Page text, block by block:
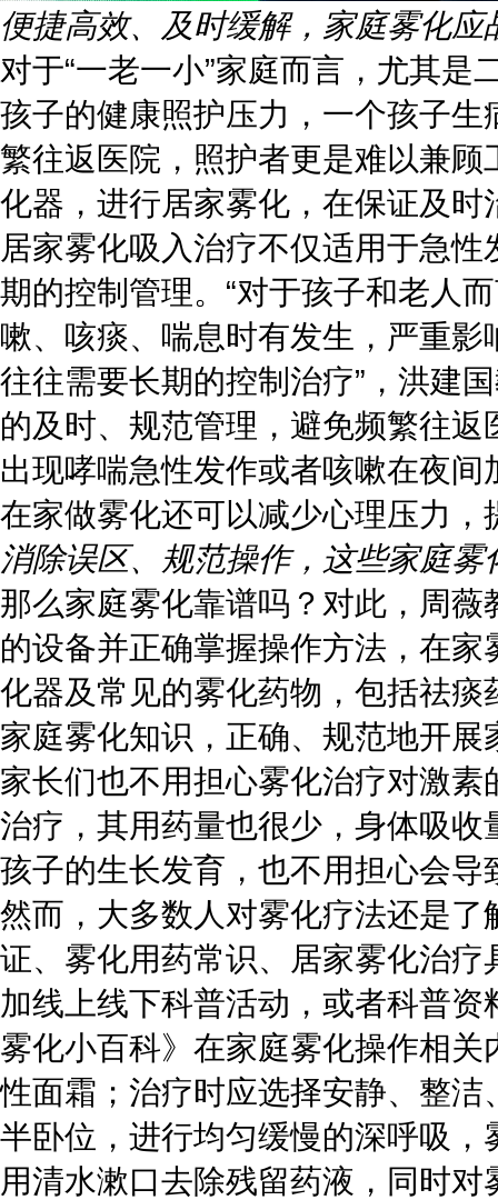
便捷高效、及时缓解，家庭雾化应
对于“一老一小”家庭而言，尤其
孩子的健康照护压力，一个孩子
繁往返医院，照护者更是难以兼
化器，进行居家雾化，在保证及
居家雾化吸入治疗不仅适用于急
期的控制管理。“对于孩子和老人
嗽、咳痰、喘息时有发生，严重
往往需要长期的控制治疗”，洪建
的及时、规范管理，避免频繁往
出现哮喘急性发作或者咳嗽在夜
在家做雾化还可以减少心理压力，
消除误区、规范操作，这些家庭雾
那么家庭雾化靠谱吗？对此，周
的设备并正确掌握操作方法，在
化器及常见的雾化药物，包括祛
家庭雾化知识，正确、规范地开展
家长们也不用担心雾化治疗对激
治疗，其用药量也很少，身体吸
孩子的生长发育，也不用担心会导
然而，大多数人对雾化疗法还是
证、雾化用药常识、居家雾化治
加线上线下科普活动，或者科普
雾化小百科》在家庭雾化操作相
性面霜；治疗时应选择安静、整
半卧位，进行均匀缓慢的深呼吸
用清水漱口去除残留药液，同时